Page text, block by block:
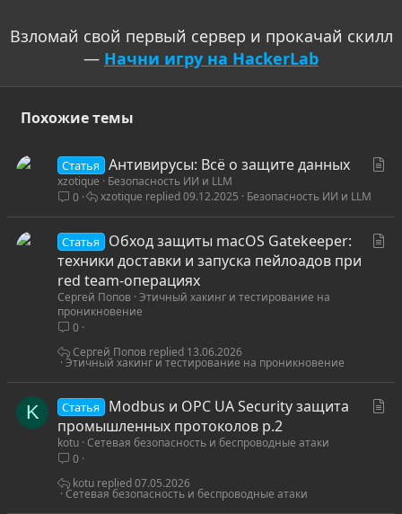
Взломай свой первый сервер и прокачай скилл
— Начни игру на HackerLab
Похожие темы
т
Статья Антивирусы: Всё о защите данных
xzotique
Безопасность ИИ и LLM
0
Безопасность ИИ и LLM
09.12.2025
xzotique
Статья
Обход защиты macOS Gatekeeper:
техники доставки и запуска пейлоадов при
red team-операциях
Сергей Попов Этичный хакинг и тестирование на
проникновение
0
Этичный хакинг и тестирование на проникновение
13.06.2026
Сергей Попов
K Статья
Modbus и OPC UA Security защита
промышленных протоколов p.2
kotu Сетевая безопасность и беспроводные атаки
0
Сетевая безопасность и беспроводные атаки
07.05.2026
kotu